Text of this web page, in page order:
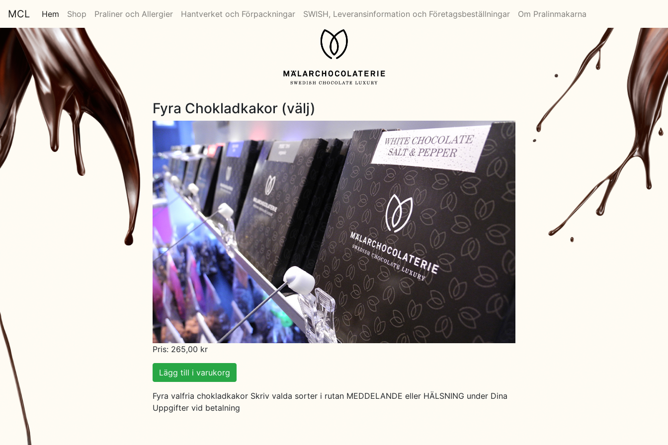
MCL Hem Shop Praliner och Allergier Hantverket och Förpackningar SWISH, Leveransinformation och Företagsbeställningar Om Pralinmakarna
Fyra Chokladkakor (välj)
Pris: 265,00 kr
Lägg till i varukorg
Fyra valfria chokladkakor Skriv valda sorter i rutan MEDDELANDE eller HÄLSNING under Dina
Uppgifter vid betalning